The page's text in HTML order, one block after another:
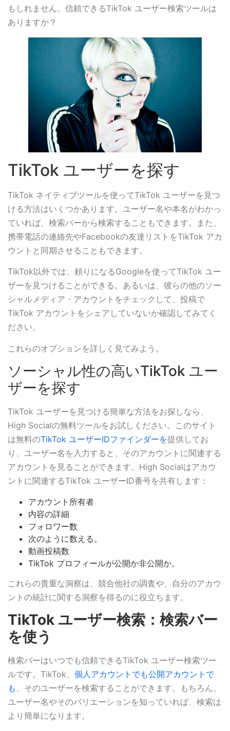
もしれません。信頼できるTikTok ユーザー検索ツールは
ありますか？
TikTok ユーザーを探す
TikTok ネイティブツールを使ってTikTok ユーザーを見つ
ける方法はいくつかあります。ユーザー名や本名がわかっ
ていれば、検索バーから検索することもできます。また、
携帯電話の連絡先やFacebookの友達リストをTikTok アカ
ウントと同期させることもできます。
TikTok以外では、頼りになるGoogleを使ってTikTok ユー
ザーを見つけることができる。あるいは、彼らの他のソー
シャルメディア・アカウントをチェックして、投稿で
TikTok アカウントをシェアしていないか確認してみてく
ださい。
これらのオプションを詳しく見てみよう。
ソーシャル性の高いTikTok ユー
ザーを探す
TikTok ユーザーを見つける簡単な方法をお探しなら、
High Socialの無料ツールをお試しください。このサイト
は無料のTikTok ユーザーIDファインダーを提供してお
り、ユーザー名を入力すると、そのアカウントに関連する
アカウントを見ることができます。High Socialはアカウ
ントに関連するTikTok ユーザーID番号を共有します：
アカウント所有者
内容の詳細
フォロワー数
次のように数える。
動画投稿数
TikTok プロフィールが公開か非公開か。
これらの貴重な洞察は、競合他社の調査や、自分のアカウ
ントの統計に関する洞察を得るのに役立ちます。
TikTok ユーザー検索：検索バー
を使う
検索バーはいつでも信頼できるTikTok ユーザー検索ツー
ルです。TikTok、 個人アカウントでも公開アカウントで
も 、そのユーザーを検索することができます。もちろん、
ユーザー名やそのバリエーションを知っていれば、検索は
より簡単になります。